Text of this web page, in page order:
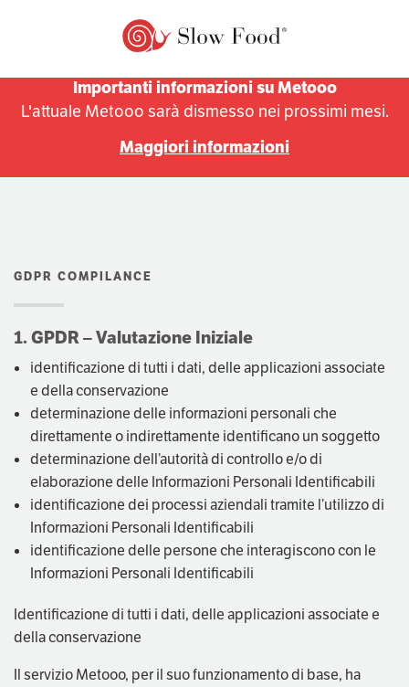
COME FUNZIONA
Importanti informazioni su Metooo
L'attuale Metooo sarà dismesso nei prossimi mesi.
Maggiori informazioni
GDPR COMPILANCE
1. GPDR – Valutazione Iniziale
identificazione di tutti i dati, delle applicazioni associate
e della conservazione
determinazione delle informazioni personali che
direttamente o indirettamente identificano un soggetto
determinazione dell’autorità di controllo e/o di
elaborazione delle Informazioni Personali Identificabili
identificazione dei processi aziendali tramite l’utilizzo di
Informazioni Personali Identificabili
identificazione delle persone che interagiscono con le
Informazioni Personali Identificabili
Identificazione di tutti i dati, delle applicazioni associate e
della conservazione
Il servizio Metooo, per il suo funzionamento di base, ha